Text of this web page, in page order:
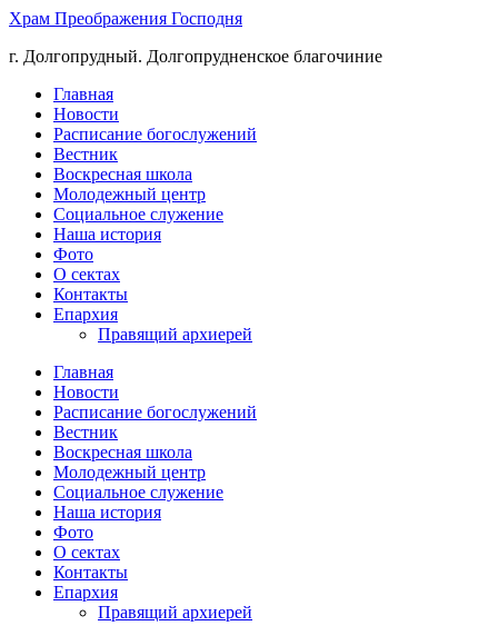
Храм Преображения Господня
г. Долгопрудный. Долгопрудненское благочиние
Главная
Новости
Расписание богослужений
Вестник
Воскресная школа
Молодежный центр
Социальное служение
Наша история
Фото
О сектах
Контакты
Епархия
Правящий архиерей
Главная
Новости
Расписание богослужений
Вестник
Воскресная школа
Молодежный центр
Социальное служение
Наша история
Фото
О сектах
Контакты
Епархия
Правящий архиерей